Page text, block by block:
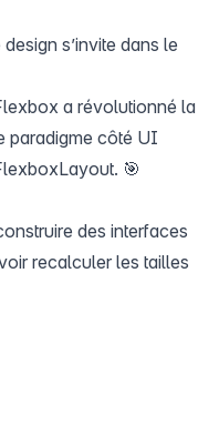
s’invite dans le
a révolutionné la
paradigme côté UI
🎯
des interfaces
recalculer les tailles